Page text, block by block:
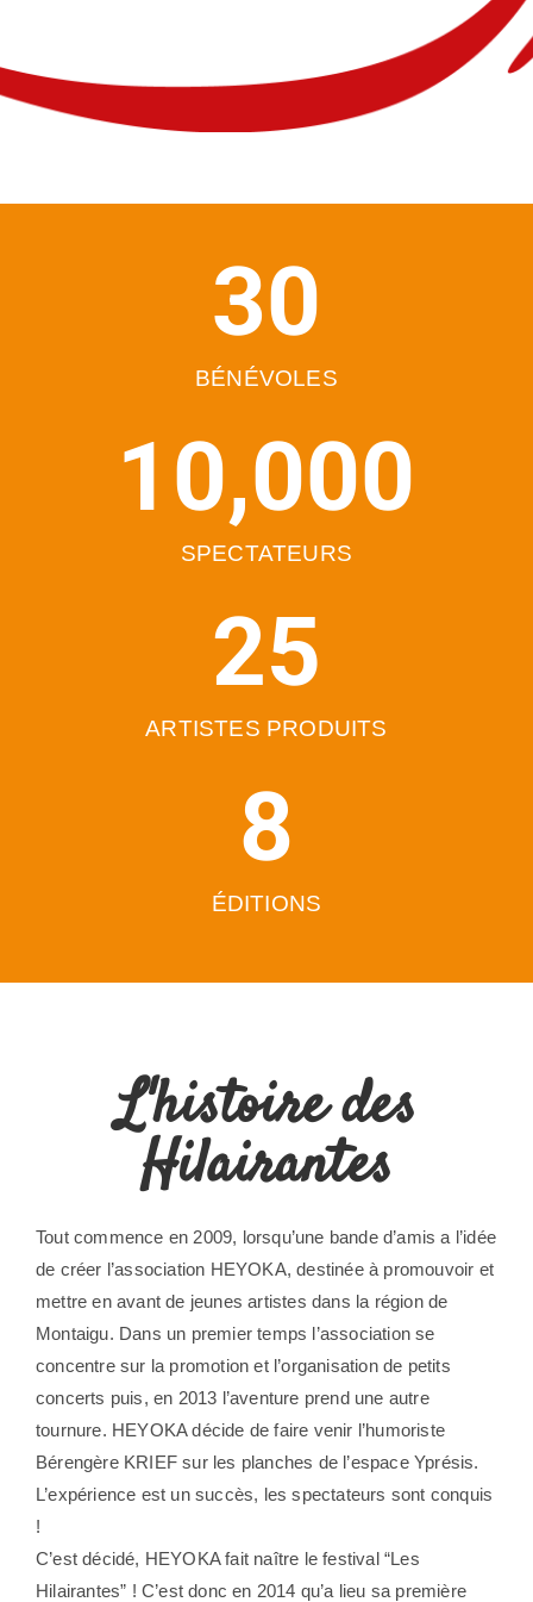
BÉNÉVOLES
30
SPECTATEURS
10,000
ARTISTES PRODUITS
25
ÉDITIONS
8
L'histoire des
Hilairantes
Tout commence en 2009, lorsqu’une bande d’amis a l’idée
de créer l’association HEYOKA, destinée à promouvoir et
mettre en avant de jeunes artistes dans la région de
Montaigu. Dans un premier temps l’association se
concentre sur la promotion et l’organisation de petits
concerts puis, en 2013 l’aventure prend une autre
tournure. HEYOKA décide de faire venir l’humoriste
Bérengère KRIEF sur les planches de l’espace Yprésis.
L’expérience est un succès, les spectateurs sont conquis
!
C’est décidé, HEYOKA fait naître le festival “Les
Hilairantes” ! C’est donc en 2014 qu’a lieu sa première